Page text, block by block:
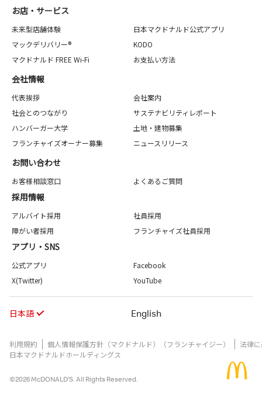
お店・サービス
未来型店舗体験
日本マクドナルド公式アプリ
マックデリバリー®
KODO
マクドナルド FREE Wi-Fi
お支払い方法
会社情報
代表挨拶
会社案内
社会とのつながり
サステナビリティレポート
ハンバーガー大学
土地・建物募集
フランチャイズオーナー募集
ニュースリリース
お問い合わせ
お客様相談窓口 よくあるご質問
採用情報
アルバイト採用
社員採用
障がい者採用
フランチャイズ社員採用
アプリ・SNS
公式アプリ
Facebook
X(Twitter)
YouTube
日本語 English
利用規約 個人情報保護方針（マクドナルド）（フランチャイジー）
法律
日本マクドナルドホールディングス
©2026 McDONALD’S. All Rights Reserved.